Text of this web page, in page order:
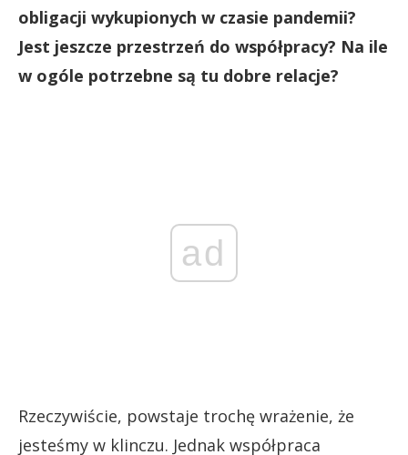
obligacji wykupionych w czasie pandemii?
Jest jeszcze przestrzeń do współpracy? Na ile
w ogóle potrzebne są tu dobre relacje?
ad
Rzeczywiście, powstaje trochę wrażenie, że
jesteśmy w klinczu. Jednak współpraca